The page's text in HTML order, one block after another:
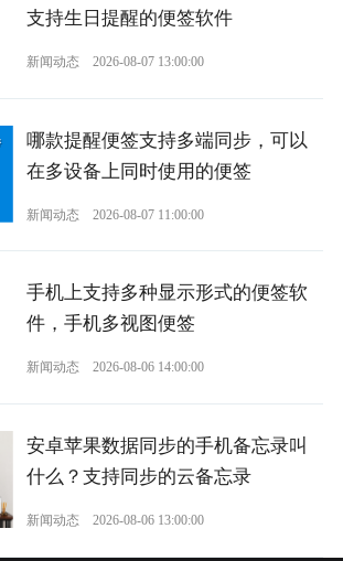
支持生日提醒的便签软件
新闻动态 2026-08-07 13:00:00
哪款提醒便签支持多端同步，可以
在多设备上同时使用的便签
新闻动态 2026-08-07 11:00:00
手机上支持多种显示形式的便签软
件，手机多视图便签
新闻动态 2026-08-06 14:00:00
安卓苹果数据同步的手机备忘录叫
什么？支持同步的云备忘录
新闻动态 2026-08-06 13:00:00